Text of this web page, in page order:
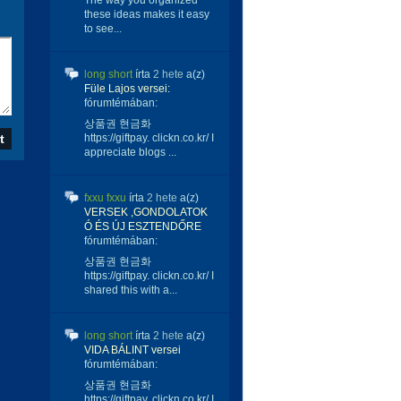
these ideas makes it easy
to see...
long shortírta 2 hete a(z)
Füle Lajos versei:
fórumtémában:
상품권 현금화
https://giftpay. clickn.co.kr/ I
appreciate blogs ...
fxxu fxxu írta 2 hete a(z)
VERSEK ,GONDOLATOK
Ó ÉS ÚJ ESZTENDŐRE
fórumtémában:
상품권 현금화
https://giftpay. clickn.co.kr/ I
shared this with a...
long shortírta 2 hete a(z)
VIDA BÁLINT versei
fórumtémában:
상품권 현금화